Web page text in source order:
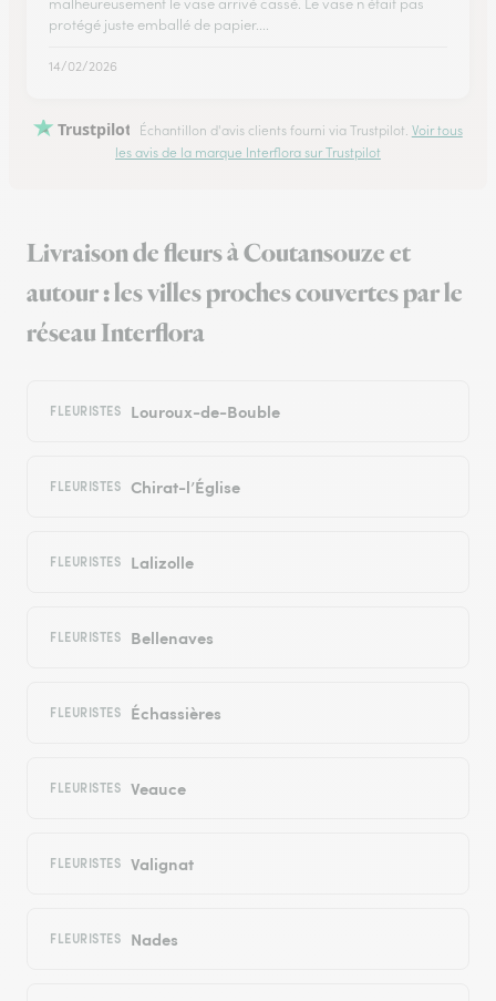
malheureusement le vase arrivé cassé. Le vase n était pas
protégé juste emballé de papier....
14/02/2026
Trustpilot Échantillon d'avis clients fourni via Trustpilot. Voir tous
les avis de la marque Interflora sur Trustpilot
Livraison de fleurs à Coutansouze et
autour : les villes proches couvertes par le
réseau Interflora
FLEURISTES Louroux-de-Bouble
FLEURISTES Chirat-l’Église
FLEURISTES Lalizolle
FLEURISTES Bellenaves
FLEURISTES Échassières
FLEURISTES Veauce
FLEURISTES Valignat
FLEURISTES Nades